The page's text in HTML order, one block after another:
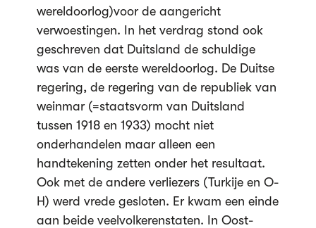
wereldoorlog)voor de aangericht
verwoestingen. In het verdrag stond ook
geschreven dat Duitsland de schuldige
was van de eerste wereldoorlog. De Duitse
regering, de regering van de republiek van
weinmar (=staatsvorm van Duitsland
tussen 1918 en 1933) mocht niet
onderhandelen maar alleen een
handtekening zetten onder het resultaat.
Ook met de andere verliezers (Turkije en O-
H) werd vrede gesloten. Er kwam een einde
aan beide veelvolkerenstaten. In Oost-